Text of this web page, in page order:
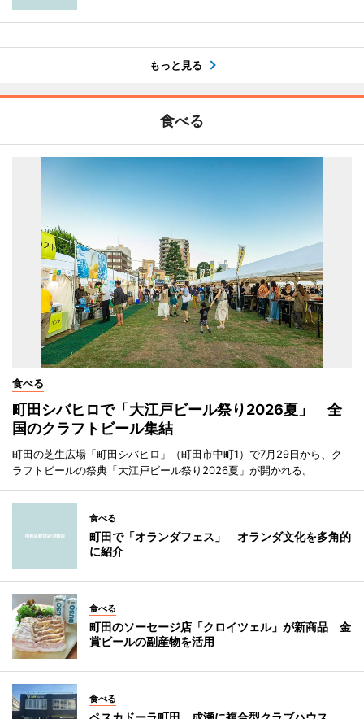
もっと見る
食べる
食べる
町田シバヒロで「大江戸ビール祭り2026夏」 全
国のクラフトビール集結
町田の芝生広場「町田シバヒロ」（町田市中町1）で7月29日から、ク
ラフトビールの祭典「大江戸ビール祭り2026夏」が開かれる。
食べる
町田で「オランダフェス」 オランダ文化を多角的
に紹介
食べる
町田のソーセージ店「クロイツェル」が新商品 金
賞ビールの副産物を活用
食べる